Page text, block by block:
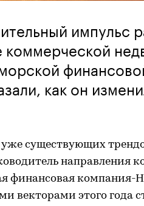
импульс
коммерческой
как он
существующих
направления
финансовая компания-
векторами этого года